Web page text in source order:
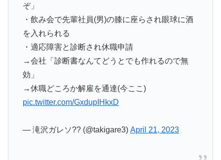
ぞ」
・飲み会で先輩社員(男)の膝に座らされ眼球に酒
を入れられる
・適応障害と診断され休職申請
→会社「診断書なんてどうとでも作れるので無
効」
→休職どころか解雇を通達(今ここ)
pic.twitter.com/GxdupIHkxD
— 滝沢ガレソ?? (@takigare3) April 21, 2023